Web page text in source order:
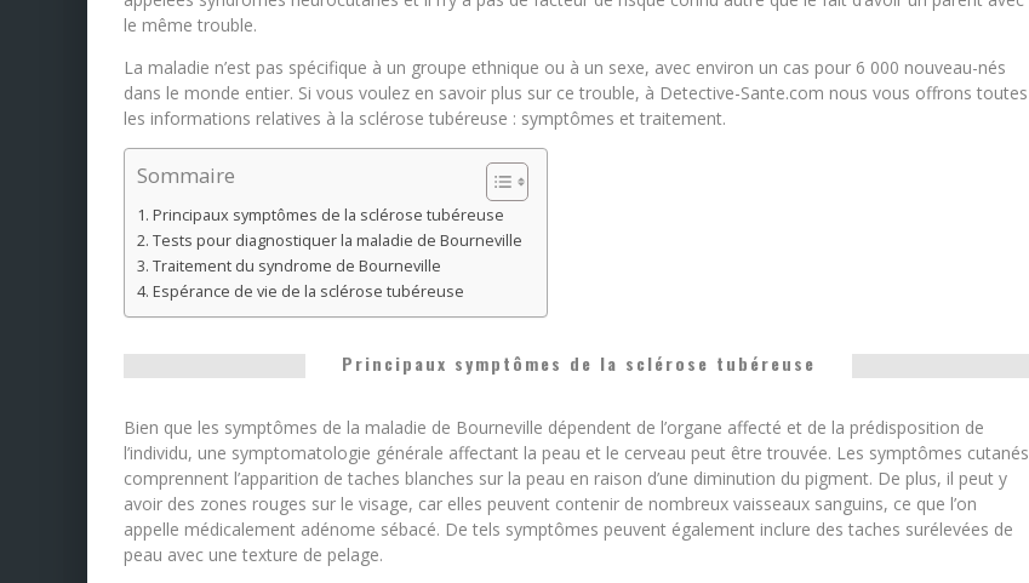
le même trouble.
La maladie n’est pas spécifique à un groupe ethnique ou à un sexe, avec environ un cas pour 6 000 nouveau-nés
dans le monde entier. Si vous voulez en savoir plus sur ce trouble, à Detective-Sante.com nous vous offrons toutes
les informations relatives à la sclérose tubéreuse : symptômes et traitement.
Sommaire
Principaux symptômes de la sclérose tubéreuse
Tests pour diagnostiquer la maladie de Bourneville
Traitement du syndrome de Bourneville
Espérance de vie de la sclérose tubéreuse
Principaux symptômes de la sclérose tubéreuse
Bien que les symptômes de la maladie de Bourneville dépendent de l’organe affecté et de la prédisposition de
l’individu, une symptomatologie générale affectant la peau et le cerveau peut être trouvée. Les symptômes cutanés
comprennent l’apparition de taches blanches sur la peau en raison d’une diminution du pigment. De plus, il peut y
avoir des zones rouges sur le visage, car elles peuvent contenir de nombreux vaisseaux sanguins, ce que l’on
appelle médicalement adénome sébacé. De tels symptômes peuvent également inclure des taches surélevées de
peau avec une texture de pelage.